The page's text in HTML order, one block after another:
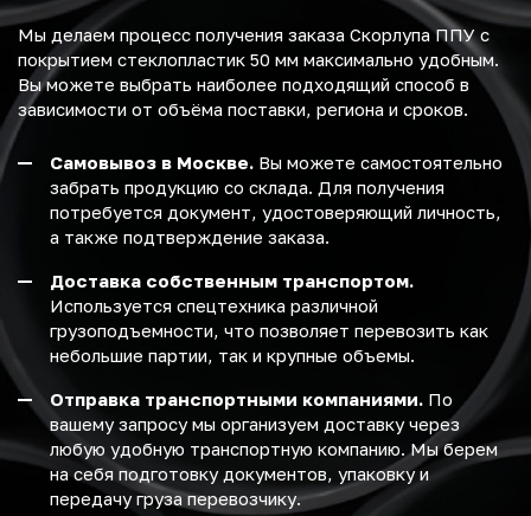
Мы делаем процесс получения заказа Скорлупа ППУ с
покрытием стеклопластик 50 мм максимально удобным.
Вы можете выбрать наиболее подходящий способ в
зависимости от объёма поставки, региона и сроков.
Самовывоз в Москве. Вы можете самостоятельно
забрать продукцию со склада. Для получения
потребуется документ, удостоверяющий личность,
а также подтверждение заказа.
Доставка собственным транспортом.
Используется спецтехника различной
грузоподъемности, что позволяет перевозить как
небольшие партии, так и крупные объемы.
Отправка транспортными компаниями. По
вашему запросу мы организуем доставку через
любую удобную транспортную компанию. Мы берем
на себя подготовку документов, упаковку и
передачу груза перевозчику.